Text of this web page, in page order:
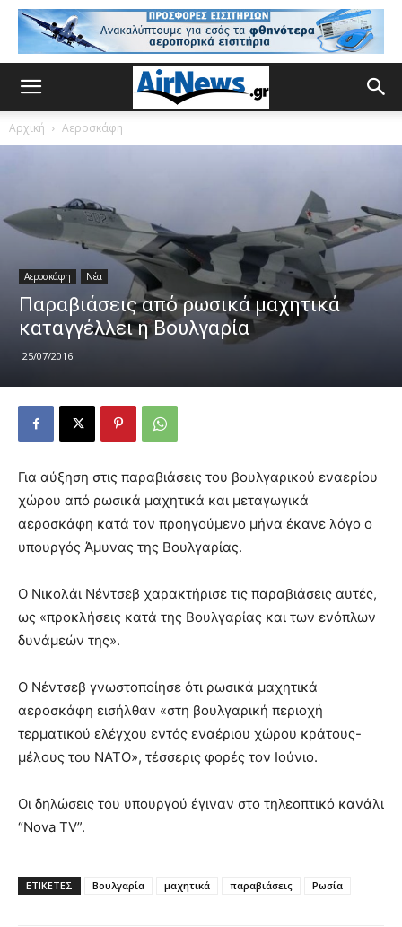
Αρχική Αεροσκάφη
Αεροσκάφη Νέα
Παραβιάσεις από ρωσικά μαχητικά
καταγγέλλει η Βουλγαρία
25/07/2016
Για αύξηση στις παραβιάσεις του βουλγαρικού εναερίου
χώρου από ρωσικά μαχητικά και μεταγωγικά
αεροσκάφη κατά τον προηγούμενο μήνα έκανε λόγο ο
υπουργός Άμυνας της Βουλγαρίας.
Ο Νικολάι Νέντσεβ χαρακτήρισε τις παραβιάσεις αυτές,
ως «προκλήσεις κατά της Βουλγαρίας και των ενόπλων
δυνάμεών της».
Ο Νέντσεβ γνωστοποίησε ότι ρωσικά μαχητικά
αεροσκάφη εισήλθαν «στη βουλγαρική περιοχή
τερματικού ελέγχου εντός εναέριου χώρου κράτους-
μέλους του ΝΑΤΟ», τέσσερις φορές τον Ιούνιο.
Οι δηλώσεις του υπουργού έγιναν στο τηλεοπτικό κανάλι
“Nova TV”.
ΕΤΙΚΕΤΕΣ Βουλγαρία μαχητικά παραβιάσεις Ρωσία